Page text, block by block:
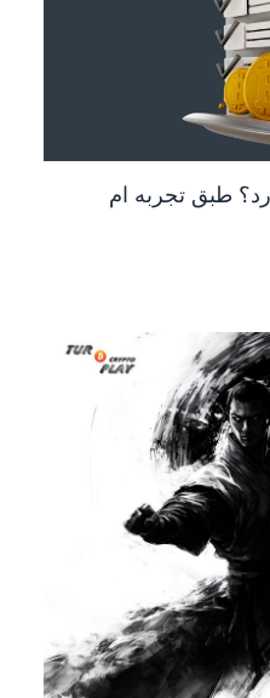
طبق تجربه ام